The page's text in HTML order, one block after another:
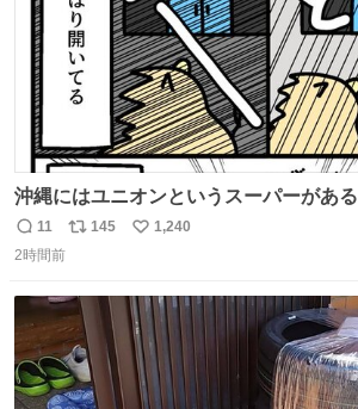
沖縄にはユニオンというスーパーがある
返
信
11
リ
ト
数
145
い
数
1,240
2時間前